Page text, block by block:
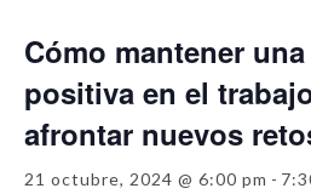
Cómo mantener
positiva en el
afrontar nuevos
21 octubre, 2024 @ 6:00 pm -